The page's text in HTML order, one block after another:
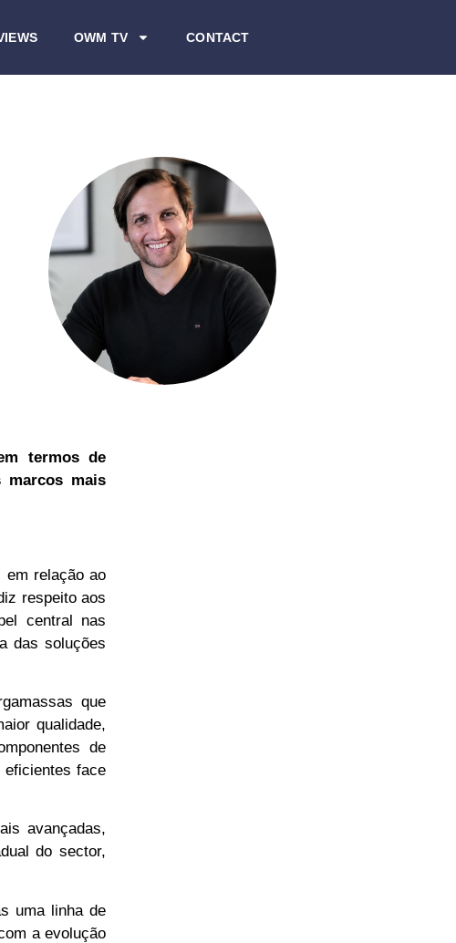
OWM TV CONTACT
termos de
marcos mais
em relação ao
respeito aos
central nas
das soluções
que
qualidade,
de
eficientes face
avançadas,
do sector,
uma linha de
a evolução